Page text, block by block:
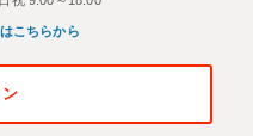
こちらから